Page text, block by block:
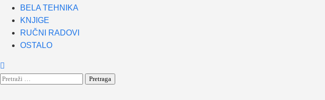
BELA TEHNIKA
KNJIGE
RUČNI RADOVI
OSTALO
Pretraga: